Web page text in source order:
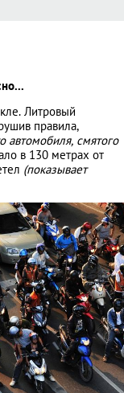
Литровый
правила,
автомобиля, смятого
в 130 метрах от
(показывает